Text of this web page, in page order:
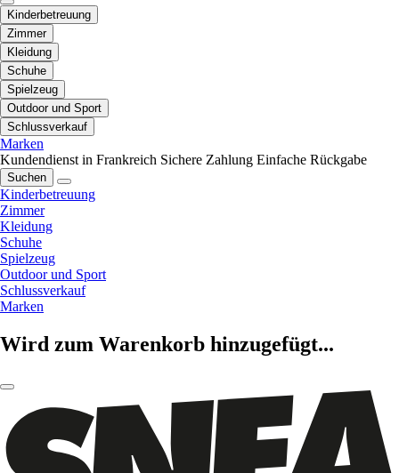
Kinderbetreuung
Zimmer
Kleidung
Schuhe
Spielzeug
Outdoor und Sport
Schlussverkauf
Marken
Kundendienst in Frankreich Sichere Zahlung Einfache Rückgabe
Suchen
Kinderbetreuung
Zimmer
Kleidung
Schuhe
Spielzeug
Outdoor und Sport
Schlussverkauf
Marken
Wird zum Warenkorb hinzugefügt...